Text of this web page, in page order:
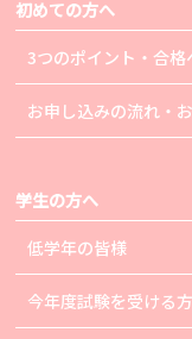
初めての方へ
3つのポイント・合格
お申し込みの流れ・
学生の方へ
低学年の皆様
今年度試験を受ける方